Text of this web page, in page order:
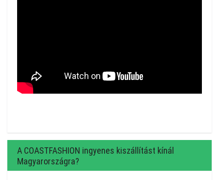
A COASTFASHION ingyenes kiszállítást kínál
Magyarországra?